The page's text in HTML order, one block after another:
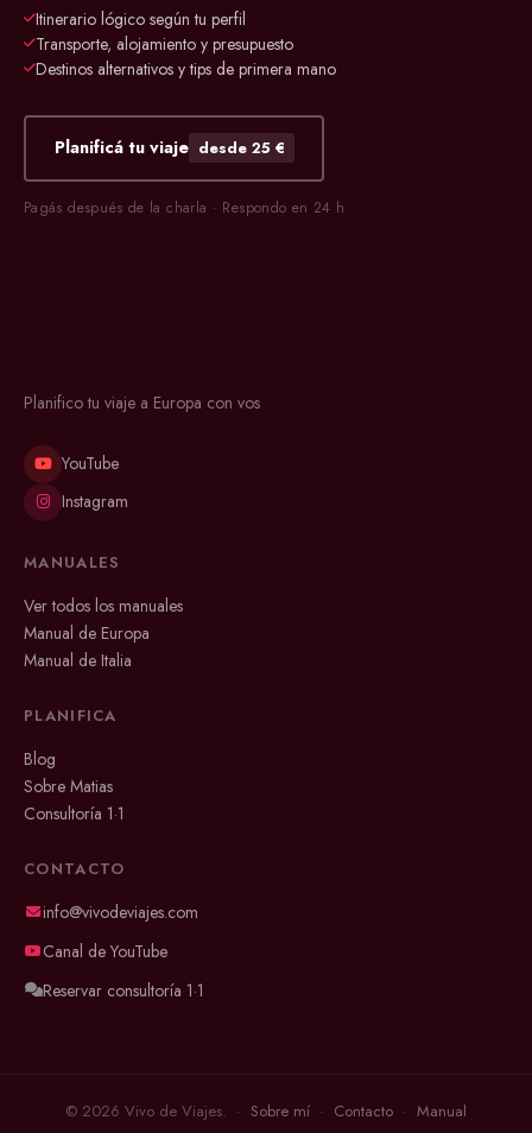
Itinerario lógico según tu perfil
Transporte, alojamiento y presupuesto
Destinos alternativos y tips de primera mano
Planificá tu viaje desde 25 €
Pagás después de la charla · Respondo en 24 h
Planifico tu viaje a Europa con vos
YouTube
Instagram
MANUALES
Ver todos los manuales
Manual de Europa
Manual de Italia
PLANIFICA
Blog
Sobre Matias
Consultoría 1·1
CONTACTO
info@vivodeviajes.com
Canal de YouTube
Reservar consultoría 1·1
© 2026 Vivo de Viajes. · Sobre mí · Contacto · Manual